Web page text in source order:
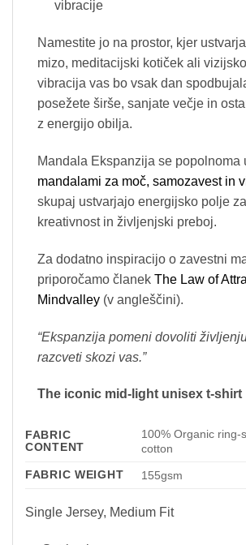
vibracije
Namestite jo na prostor, kjer
mizo, meditacijski kotiček ali
vibracija vas bo vsak dan
posežete širše, sanjate večje in
z energijo obilja.
Mandala Ekspanzija se popolnoma
mandalami za moč, samozavest in
skupaj ustvarjajo energijsko polje
kreativnost in življenjski preboj.
Za dodatno inspiracijo o zavestni
priporočamo članek The Law of
Mindvalley (v angleščini).
“Ekspanzija pomeni dovoliti
razcveti skozi vas.”
The iconic mid-light unisex t-shirt
FABRIC
CONTENT
100% Organic ring-
cotton
FABRIC WEIGHT
155gsm
Single Jersey, Medium Fit